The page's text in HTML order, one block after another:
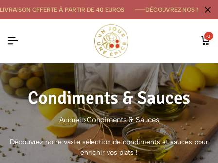
LIVRAISON OFFERTE À PARTIR DE 40 EUROS DÉCOUVREZ NOS
0
Condiments & Sauces
Accueil Condiments & Sauces
Découvrez notre vaste sélection de condiments et sauces pour
enrichir vos plats !